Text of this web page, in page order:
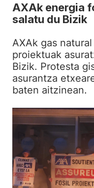
AXAk energia
salatu du Bizik
AXAk gas
proiektuak
Bizik. Protesta
asurantza
baten aitzinean.